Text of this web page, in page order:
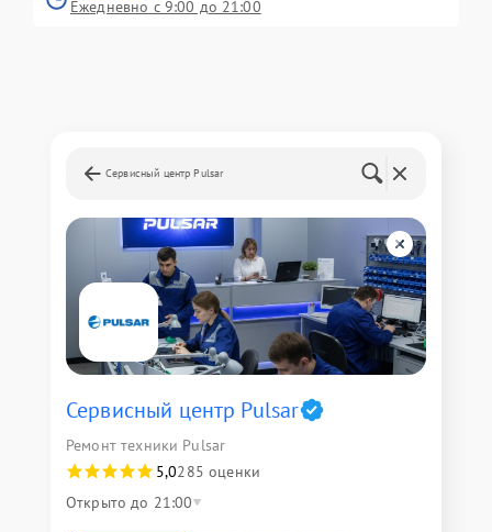
Ежедневно с 9:00 до 21:00
Сервисный центр Pulsar
Сервисный центр Pulsar
Ремонт техники Pulsar
5,0285 оценки
Открыто до 21:00